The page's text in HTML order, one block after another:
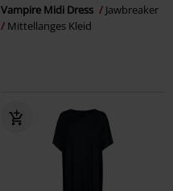
Vampire Midi Dress
Jawbreaker
Mittellanges Kleid